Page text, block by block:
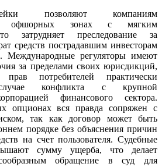
позволяют компаниям
в офшорных зонах с мягким
затрудняет преследование за
средств пострадавшим инвесторам
Международные регуляторы имеют
за пределами своих юрисдикций,
потребителей практически
конфликта с крупной
финансового сектора.
опционах вся правда сопряжен с
так как договор может быть
порядке без объяснения причин
на счет пользователя. Судебные
сумму ущерба, что делает
обращение в суд для